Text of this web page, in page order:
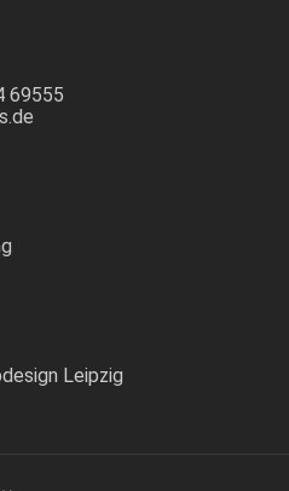
69555
Leipzig